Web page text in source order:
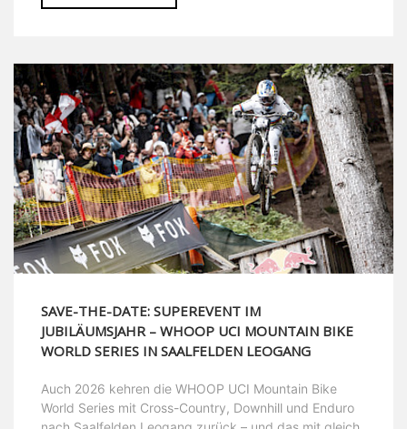
SAVE-THE-DATE: SUPEREVENT IM
JUBILÄUMSJAHR – WHOOP UCI MOUNTAIN BIKE
WORLD SERIES IN SAALFELDEN LEOGANG
Auch 2026 kehren die WHOOP UCI Mountain Bike
World Series mit Cross-Country, Downhill und Enduro